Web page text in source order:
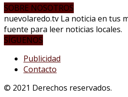
SOBRE NOSOTROS
nuevolaredo.tv La noticia en tus
fuente para leer noticias locales.
SÍGUENOS
Publicidad
Contacto
© 2021 Derechos reservados.